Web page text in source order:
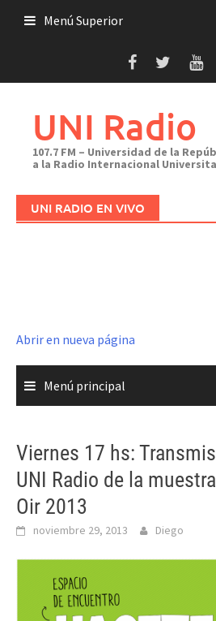
Menú Superior
UNI Radio
107.7 FM – Universidad de la
a la Radio Internacional
UNI RADIO EN VIVO
Abrir en nueva página
Menú principal
Viernes 17 hs:
UNI Radio de la
Oir 2013
noviembre 29, 2013 Diego